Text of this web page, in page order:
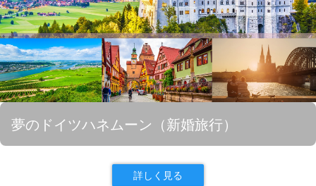
夢のドイツハネムーン（新婚旅行）
詳しく見る